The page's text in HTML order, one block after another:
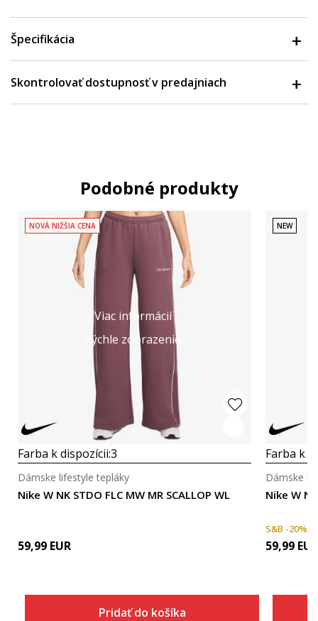
Špecifikácia
Skontrolovať dostupnosť v predajniach
Podobné produkty
Viac informácií
Rýchle zobrazenie
NOVÁ NIŽŠIA CENA
Farba k dispozícii:3
Nike W NK STDO FLC MW MR SCALLOP WL
Dámske lifestyle tepláky
59,99 EUR
Pridať do košíka
NEW
Farba k
Nike W
Dámske
S&B -20%
59,99 EUR